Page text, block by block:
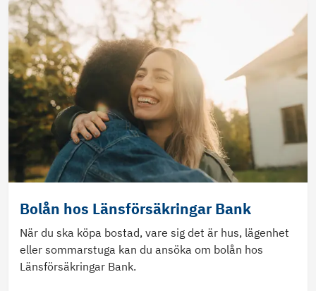
Bolån hos Länsförsäkringar Bank
När du ska köpa bostad, vare sig det är hus, lägenhet
eller sommarstuga kan du ansöka om bolån hos
Länsförsäkringar Bank.